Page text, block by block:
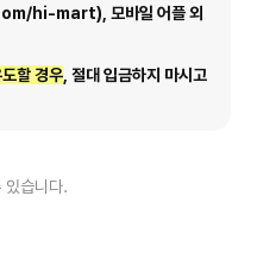
hi-mart), 모바일 어플 외
할 경우 , 절대 입금하지 마시고
있습니다.